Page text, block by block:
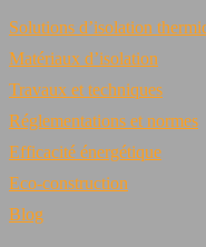
Solutions d’isolation
Matériaux d’isolation
Travaux et techniques
Réglementations et normes
Efficacité énergétique
Eco-construction
Blog